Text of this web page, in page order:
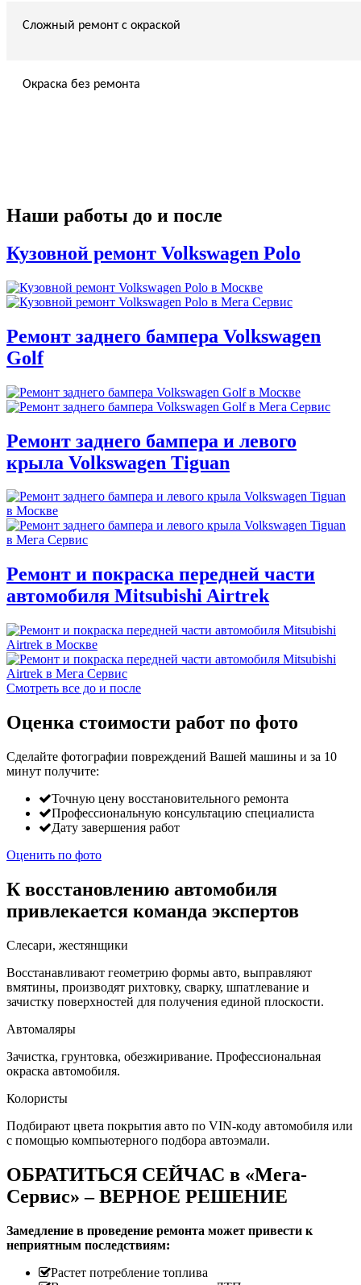
Сложный ремонт с окраской
Окраска без ремонта
Наши работы до и после
Кузовной ремонт Volkswagen Polo
Ремонт заднего бампера Volkswagen
Golf
Ремонт заднего бампера и левого
крыла Volkswagen Tiguan
Ремонт и покраска передней части
автомобиля Mitsubishi Airtrek
Смотреть все до и после
Оценка стоимости работ по фото
Сделайте фотографии повреждений Вашей машины и за 10
минут получите:
Точную цену восстановительного ремонта
Профессиональную консультацию специалиста
Дату завершения работ
Оценить по фото
К восстановлению автомобиля
привлекается команда экспертов
Слесари, жестянщики
Восстанавливают геометрию формы авто, выправляют
вмятины, производят рихтовку, сварку, шпатлевание и
зачистку поверхностей для получения единой плоскости.
Автомаляры
Зачистка, грунтовка, обезжиривание. Профессиональная
окраска автомобиля.
Колористы
Подбирают цвета покрытия авто по VIN-коду автомобиля или
с помощью компьютерного подбора автоэмали.
ОБРАТИТЬСЯ СЕЙЧАС в «Мега-
Сервис» – ВЕРНОЕ РЕШЕНИЕ
Замедление в проведение ремонта может привести к
неприятным последствиям:
Растет потребление топлива